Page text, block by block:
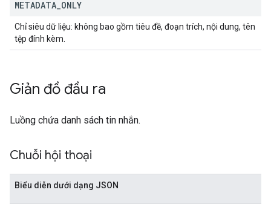
METADATA ONLY
Chỉ siêu dữ liệu: không bao gồm tiêu đề, đoạn trích, nội dung, tên
tệp đính kèm.
Giản đồ đầu ra
Luồng chứa danh sách tin nhắn.
Chuỗi hội thoại
Biểu diễn dưới dạng JSON